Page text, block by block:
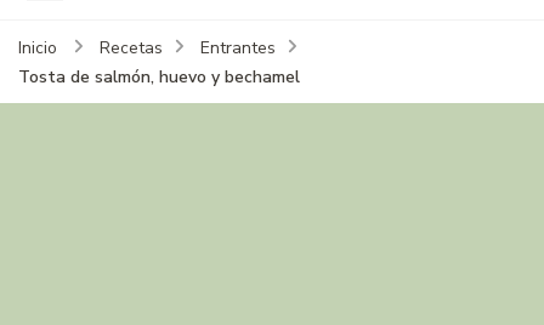
Inicio Recetas
Entrantes
Tosta de salmón, huevo y bechamel